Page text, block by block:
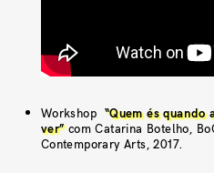
Workshop “Quem és quando
ver” com Catarina Botelho,
Contemporary Arts, 2017.